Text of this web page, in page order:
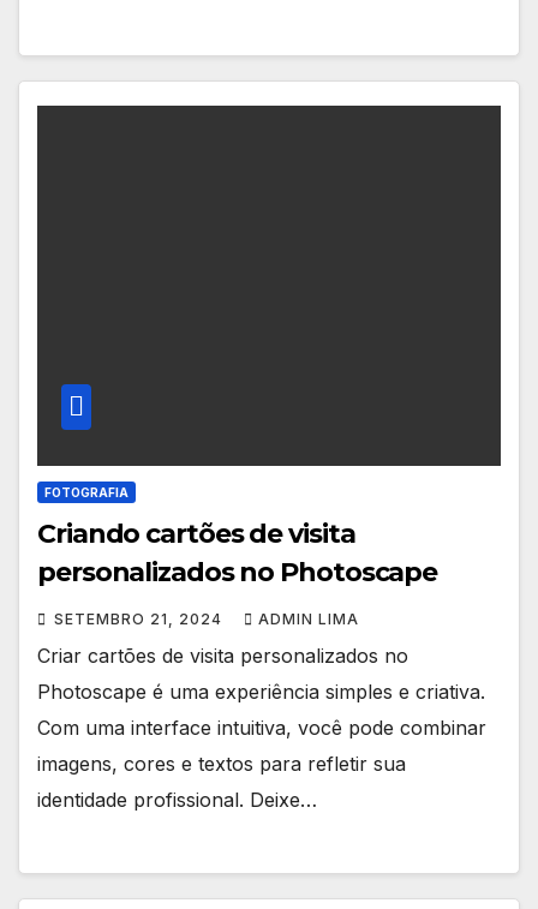
FOTOGRAFIA
Criando cartões de visita
personalizados no Photoscape
SETEMBRO 21, 2024 ADMIN LIMA
Criar cartões de visita personalizados no
Photoscape é uma experiência simples e criativa.
Com uma interface intuitiva, você pode combinar
imagens, cores e textos para refletir sua
identidade profissional. Deixe…